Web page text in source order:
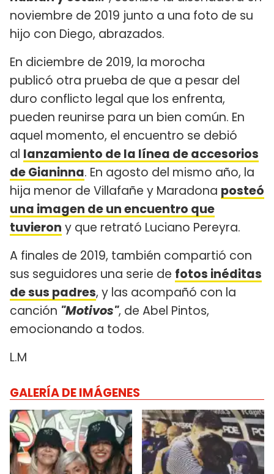
noviembre de 2019 junto a una foto de su
hijo con Diego, abrazados.
En diciembre de 2019, la morocha
publicó otra prueba de que a pesar del
duro conflicto legal que los enfrenta,
pueden reunirse para un bien común. En
aquel momento, el encuentro se debió
al lanzamiento de la línea de accesorios
de Gianinna. En agosto del mismo año, la
hija menor de Villafañe y Maradona posteó
una imagen de un encuentro que
tuvieron y que retrató Luciano Pereyra.
A finales de 2019, también compartió con
sus seguidores una serie de fotos inéditas
de sus padres, y las acompañó con la
canción "Motivos", de Abel Pintos,
emocionando a todos.
L.M
GALERÍA DE IMÁGENES